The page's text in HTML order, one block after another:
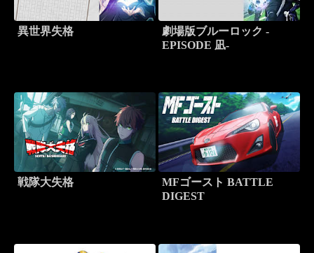
異世界失格
劇場版ブルーロック -
EPISODE 凪-
戦隊大失格
MFゴースト BATTLE
DIGEST